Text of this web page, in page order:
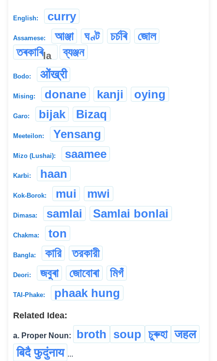
English: curry
Assamese: আঞ্জা ঘণ্ট চৰ্চৰি
জোল
তৰকাৰিla ব্যঞ্জন
Bodo: ओंख्री
Mising: donane kanji oying
Garo: bijak Bizaq
Meeteilon: Yensang
Mizo (Lushai): saamee
Karbi: haan
Kok-Borok: mui mwi
Dimasa: samlai Samlai bonlai
Chakma: ton
Bangla: কারি তরকারী
Deori: জবুৰা জোবোৰা মিগঁ
TAI-Phake: phaak hung
Related Idea:
a. Proper Noun: broth soup চুৰুহা जहल
बिदै फुदुंनाय ...